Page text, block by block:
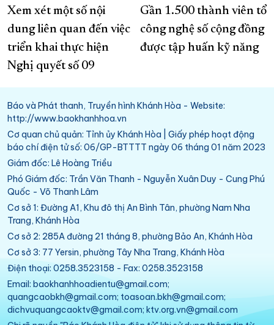
Xem xét một số nội
dung liên quan đến việc
triển khai thực hiện
Nghị quyết số 09
Gần 1.500 thành viên tổ
công nghệ số cộng đồng
được tập huấn kỹ năng
Báo và Phát thanh, Truyền hình Khánh Hòa - Website:
http://www.baokhanhhoa.vn
Cơ quan chủ quản: Tỉnh ủy Khánh Hòa | Giấy phép hoạt động
báo chí điện tử số: 06/GP-BTTTT ngày 06 tháng 01 năm 2023
Giám đốc: Lê Hoàng Triều
Phó Giám đốc: Trần Văn Thanh - Nguyễn Xuân Duy - Cung Phú
Quốc - Võ Thanh Lâm
Cơ sở 1: Đường A1, Khu đô thị An Bình Tân, phường Nam Nha
Trang, Khánh Hòa
Cơ sở 2: 285A đường 21 tháng 8, phường Bảo An, Khánh Hòa
Cơ sở 3: 77 Yersin, phường Tây Nha Trang, Khánh Hòa
Điện thoại: 0258.3523158 - Fax: 0258.3523158
Email: baokhanhhoadientu@gmail.com;
quangcaobkh@gmail.com; toasoan.bkh@gmail.com;
dichvuquangcaoktv@gmail.com; ktv.org.vn@gmail.com